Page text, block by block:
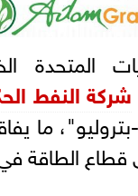
شركة النفط
بتروليو"، ما
الطاقة في